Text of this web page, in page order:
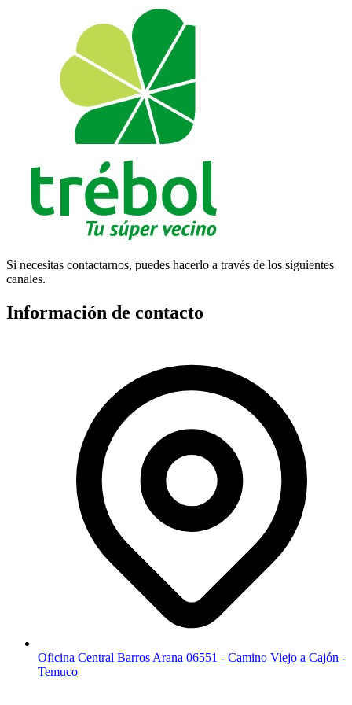
Si necesitas contactarnos, puedes hacerlo a través de los siguientes
canales.
Información de contacto
Oficina Central Barros Arana 06551 - Camino Viejo a Cajón -
Temuco